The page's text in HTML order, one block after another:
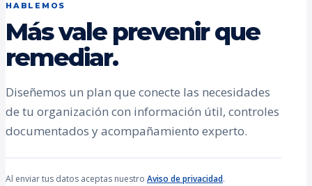
HABLEMOS
Más vale prevenir que
remediar.
Diseñemos un plan que conecte las necesidades
de tu organización con información útil, controles
documentados y acompañamiento experto.
Al enviar tus datos aceptas nuestro Aviso de privacidad.